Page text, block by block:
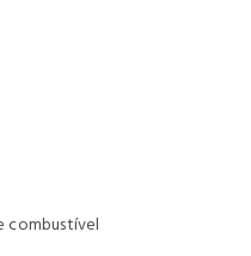
combustível